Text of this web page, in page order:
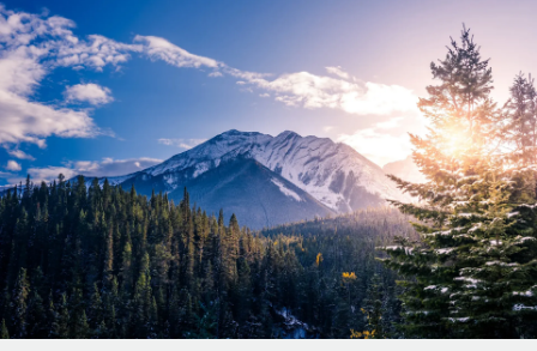
PEO
Ingewikkelde HR-taken eenvoudig uitbesteden
INFRASTRUCTUUR
Remote Embedded
HR naadloos in workflows integreren
Platform
Ingebouwde essentiële HR-functies voor je team
GROEIFASE
Start-ups
Flexibele global HR en payroll solutions voor groeiende
bedrijven
Mid-market
Teams uitbreiden met HR solutions op maat
Enterprise
Global HR voor grote bedrijven
Ontdek valuta-opties en betaalsnelheden voor
internationale zzp'ers
LEREN MET REMOTE
Onderzoek en gidsen
Casestudy's
HR-woordenlijst
Checklists en templates
Nederlands
Français
Deutsch
Español
Italiano
Português (Portugal)